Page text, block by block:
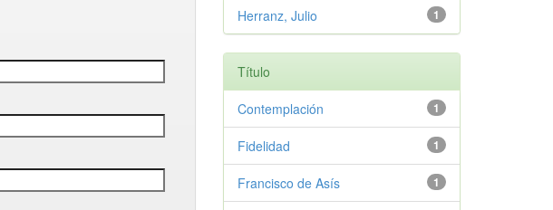
1
Herranz, Julio
Título
1
Contemplación
1
Fidelidad
1
Francisco de Asís